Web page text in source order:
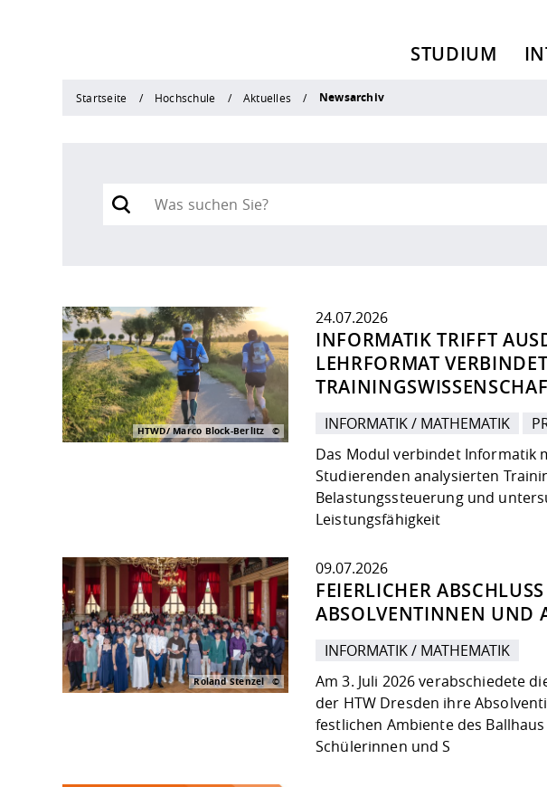
STUDIUM
Startseite Hochschule Aktuelles Newsarchiv
INFORMATIK TRIFFT
LEHRFORMAT
24.07.2026
INFORMATIK / MATHEMATIK
Das Modul verbindet Informatik
Studierenden analysierten
Belastungssteuerung und
Leistungsfähigkeit
HTWD/ Marco Block-Berlitz
FEIERLICHER
ABSOLVENTINNEN UND
09.07.2026
INFORMATIK / MATHEMATIK
Am 3. Juli 2026 verabschiedete
der HTW Dresden ihre
festlichen Ambiente des
Schülerinnen und S
Roland Stenzel